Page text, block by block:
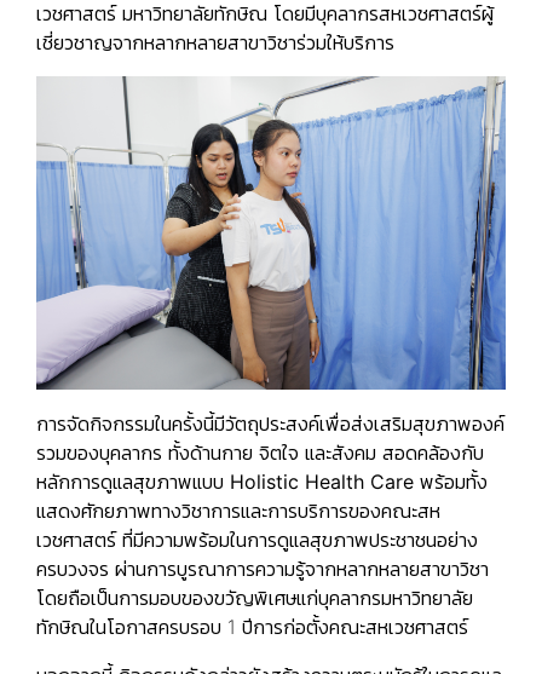
เวชศาสตร์ มหาวิทยาลัยทักษิณ โดยมีบุคลากรสหเวชศาสตร์ผู้
เชี่ยวชาญจากหลากหลายสาขาวิชาร่วมให้บริการ
การจัดกิจกรรมในครั้งนี้มีวัตถุประสงค์เพื่อส่งเสริมสุขภาพองค์
รวมของบุคลากร ทั้งด้านกาย จิตใจ และสังคม สอดคล้องกับ
หลักการดูแลสุขภาพแบบ Holistic Health Care พร้อมทั้ง
แสดงศักยภาพทางวิชาการและการบริการของคณะสห
เวชศาสตร์ ที่มีความพร้อมในการดูแลสุขภาพประชาชนอย่าง
ครบวงจร ผ่านการบูรณาการความรู้จากหลากหลายสาขาวิชา
โดยถือเป็นการมอบของขวัญพิเศษแก่บุคลากรมหาวิทยาลัย
ทักษิณในโอกาสครบรอบ 1 ปีการก่อตั้งคณะสหเวชศาสตร์